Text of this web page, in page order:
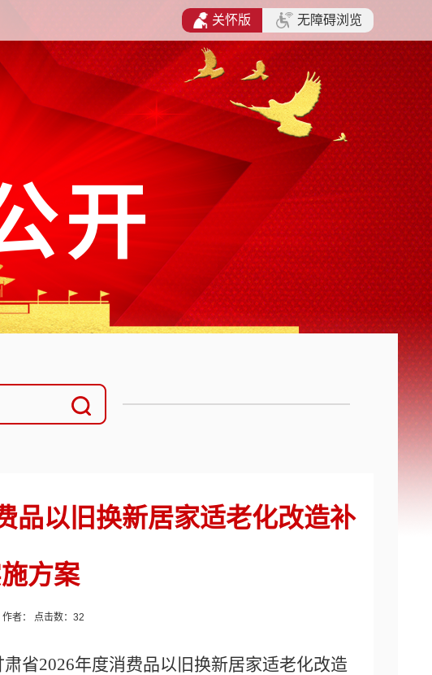
开
品以旧换新居家适老化改造补
方案
者： 点击数： 32
肃省2026年度消费品以旧换新居家适老化改造
关怀版 无障碍浏览